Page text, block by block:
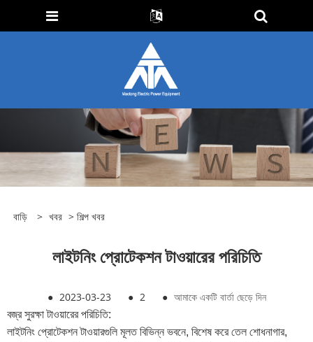
বাড়ি > খবর > শিল্প খবর
লাইটনিং প্রোটেকশন টাওয়ারের পরিচিতি
● 2023-03-23 ● 2 ● আমাকে একটি বার্তা ছেড়ে দিন
বজ্র সুরক্ষা টাওয়ারের পরিচিতি:
লাইটনিং প্রোটেকশন টাওয়ারগুলি মূলত বিভিন্ন ভবনে, বিশেষ করে তেল শোধনাগার,